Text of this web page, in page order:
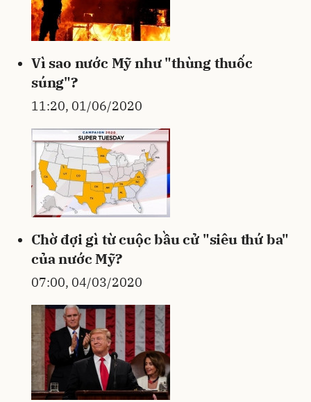
Vì sao nước Mỹ như "thùng thuốc
súng"?
11:20, 01/06/2020
Chờ đợi gì từ cuộc bầu cử "siêu thứ ba"
của nước Mỹ?
07:00, 04/03/2020